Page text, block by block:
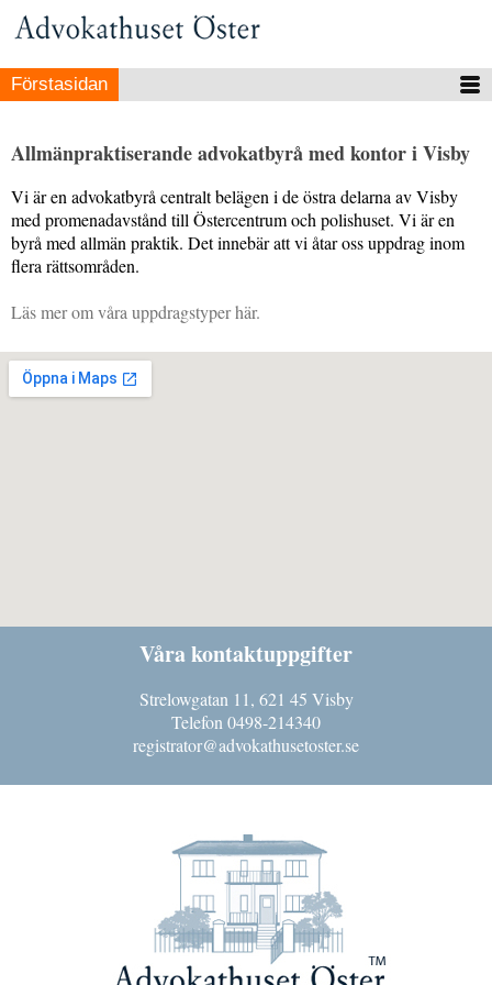
Förstasidan
Allmänpraktiserande advokatbyrå med kontor i Visby
Vi är en advokatbyrå centralt belägen i de östra delarna av Visby
med promenadavstånd till Östercentrum och polishuset. Vi är en
byrå med allmän praktik. Det innebär att vi åtar oss uppdrag inom
flera rättsområden.
Läs mer om våra uppdragstyper här.
Våra kontaktuppgifter
Strelowgatan 11, 621 45 Visby
Telefon 0498-214340
registrator@advokathusetoster.se